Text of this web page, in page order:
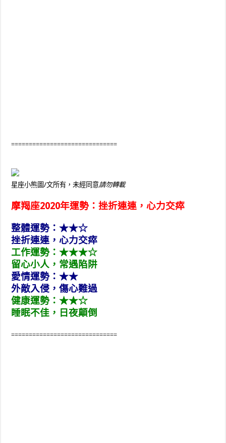
==============================
星座小熊圖/文所有，未經同意請勿轉載
摩羯座2020年運勢：挫折連連，心力交瘁
整體運勢：★★☆
挫折連連，心力交瘁
工作運勢：★★★☆
留心小人，常遇陷阱
愛情運勢：★★
外敵入侵，傷心難過
健康運勢：★★☆
睡眠不佳，日夜顛倒
==============================